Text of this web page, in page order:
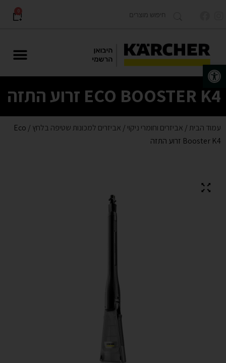
פתח סרגל נגישות
0
ECO BOOSTER K4 זרוע התזה
עמוד הבית/ אביזרים וחומרי ניקוי / אביזרים למכונות שטיפה בלחץ
/ Eco
Booster K4 זרוע התזה